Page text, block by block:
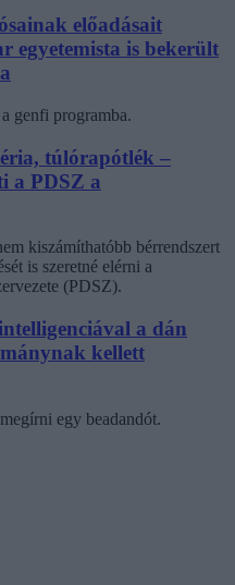
előadásait
egyetemista is bekerült
genfi programba.
túlórapótlék –
a PDSZ a
kiszámíthatóbb bérrendszert
is szeretné elérni a
(PDSZ).
a dán
kellett
egy beadandót.